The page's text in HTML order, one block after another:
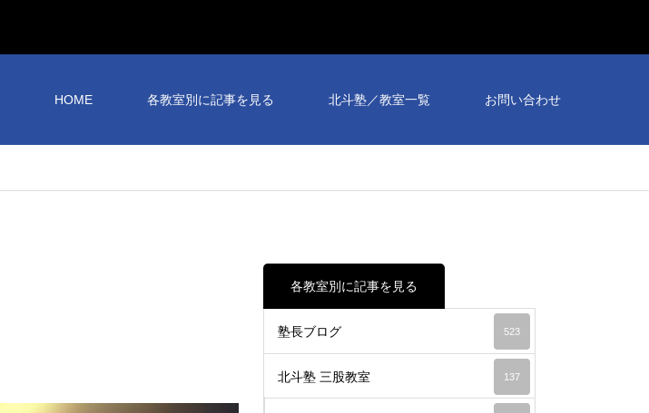
HOME 各教室別に記事を見る 北斗塾／教室一覧 お問い合わせ
各教室別に記事を見る
塾長ブログ 523
北斗塾 三股教室 137